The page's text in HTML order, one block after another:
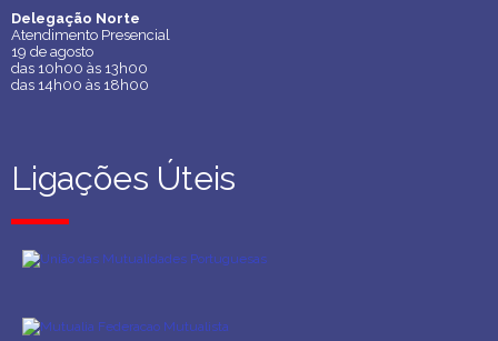
Delegação Norte
Atendimento Presencial
19 de agosto
das 10h00 às 13h00
das 14h00 às 18h00
Delegação Norte
Atendimento Presencial
19 de agosto
das 10h00 às 13h00
das 14h00 às 18h00
Ligações Úteis
Ligações Úteis